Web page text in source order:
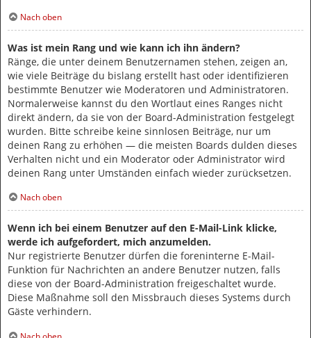
Nach oben
Was ist mein Rang und wie kann ich ihn ändern?
Ränge, die unter deinem Benutzernamen stehen, zeigen an,
wie viele Beiträge du bislang erstellt hast oder identifizieren
bestimmte Benutzer wie Moderatoren und Administratoren.
Normalerweise kannst du den Wortlaut eines Ranges nicht
direkt ändern, da sie von der Board-Administration festgelegt
wurden. Bitte schreibe keine sinnlosen Beiträge, nur um
deinen Rang zu erhöhen — die meisten Boards dulden dieses
Verhalten nicht und ein Moderator oder Administrator wird
deinen Rang unter Umständen einfach wieder zurücksetzen.
Nach oben
Wenn ich bei einem Benutzer auf den E-Mail-Link klicke,
werde ich aufgefordert, mich anzumelden.
Nur registrierte Benutzer dürfen die foreninterne E-Mail-
Funktion für Nachrichten an andere Benutzer nutzen, falls
diese von der Board-Administration freigeschaltet wurde.
Diese Maßnahme soll den Missbrauch dieses Systems durch
Gäste verhindern.